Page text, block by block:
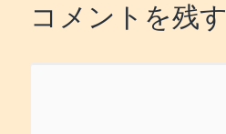
コメントを残す